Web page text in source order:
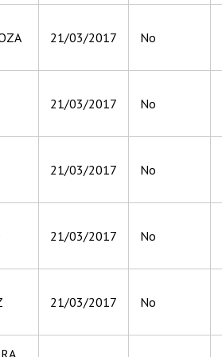
21/03/2017 No
21/03/2017 No
21/03/2017 No
21/03/2017 No
21/03/2017 No